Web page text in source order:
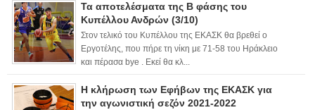
Τα αποτελέσματα της Β φάσης του
Κυπέλλου Ανδρών (3/10)
Στον τελικό του Κυπέλλου της ΕΚΑΣΚ θα βρεθεί ο
Εργοτέλης, που πήρε τη νίκη με 71-58 του Ηράκλειο
και πέρασα bye . Εκεί θα κλ...
Η κλήρωση των Εφήβων της ΕΚΑΣΚ για
την αγωνιστική σεζόν 2021-2022